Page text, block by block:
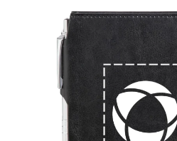
à
les
«
et
«
pour
et